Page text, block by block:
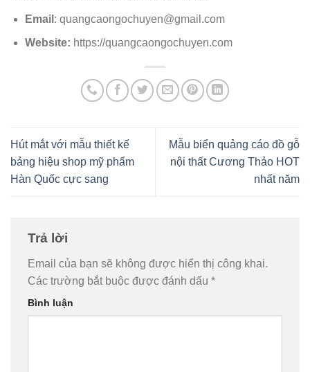
Email : quangcaongochuyen@gmail.com
Website: https://quangcaongochuyen.com
Hút mắt với mẫu thiết kế
bảng hiệu shop mỹ phẩm
Hàn Quốc cực sang
Mẫu biển quảng cáo đồ gỗ
nội thất Cương Thảo HOT
nhất năm
Trả lời
Email của bạn sẽ không được hiển thị công khai.
Các trường bắt buộc được đánh dấu *
Bình luận